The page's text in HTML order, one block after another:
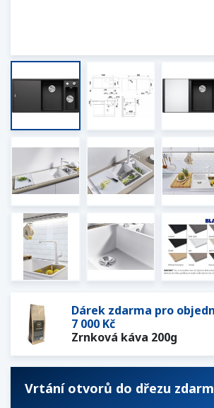
Dárek zdarma pro
7 000 Kč
Zrnková káva 200g
Vrtání otvorů do dřezu